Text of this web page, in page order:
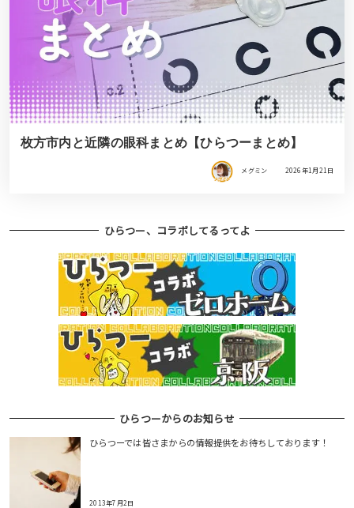
枚方市内と近隣の眼科まとめ【ひらつーまとめ】
メグミン 2026年1月21日
ひらつー、コラボしてるってよ
ひらつーからのお知らせ
ひらつーでは皆さまからの情報提供をお待ちしております！
2013年7月2日